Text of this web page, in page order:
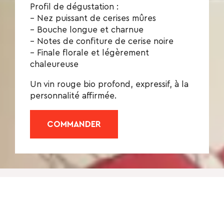
Profil de dégustation :
– Nez puissant de cerises mûres
– Bouche longue et charnue
– Notes de confiture de cerise noire
– Finale florale et légèrement
chaleureuse
Un vin rouge bio profond, expressif, à la
personnalité affirmée.
COMMANDER